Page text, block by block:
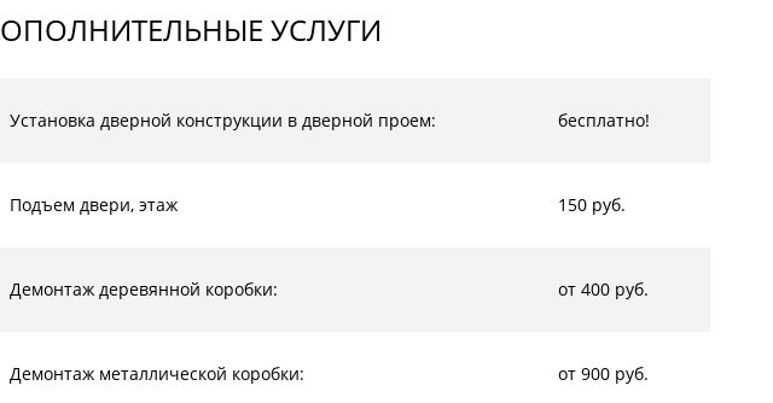
УСЛУГИ
Установка дверной конструкции в дверной проем: бесплатно!
Подъем двери, этаж 150 руб.
Демонтаж деревянной коробки: от 400 руб.
Демонтаж металлической коробки: от 900 руб.